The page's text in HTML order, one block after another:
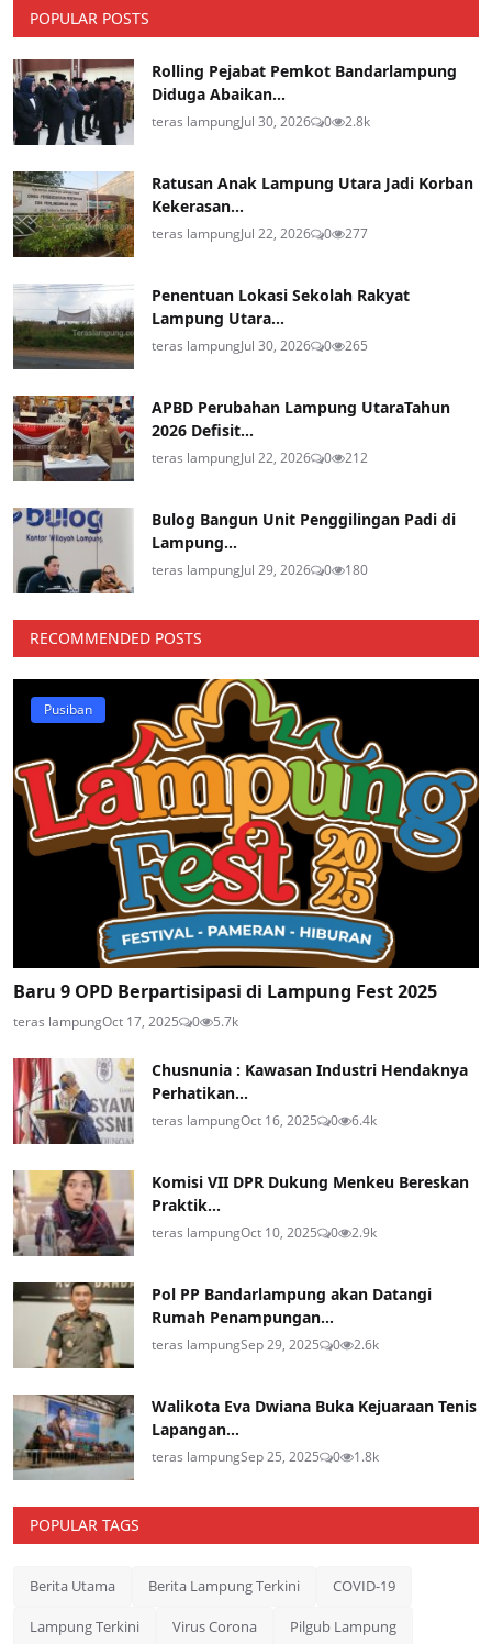
POPULAR POSTS
Rolling Pejabat Pemkot Bandarlampung
Diduga Abaikan...
teras lampungJul 30, 2026 0 2.8k
Ratusan Anak Lampung Utara Jadi Korban
Kekerasan...
teras lampungJul 22, 2026 0 277
Penentuan Lokasi Sekolah Rakyat
Lampung Utara...
teras lampungJul 30, 2026 0 265
APBD Perubahan Lampung UtaraTahun
2026 Defisit...
teras lampungJul 22, 2026 0 212
Bulog Bangun Unit Penggilingan Padi di
Lampung...
teras lampungJul 29, 2026 0 180
RECOMMENDED POSTS
Pusiban
Baru 9 OPD Berpartisipasi di Lampung Fest 2025
teras lampungOct 17, 2025 0 5.7k
Chusnunia : Kawasan Industri Hendaknya
Perhatikan...
teras lampungOct 16, 2025 0 6.4k
Komisi VII DPR Dukung Menkeu Bereskan
Praktik...
teras lampungOct 10, 2025 0 2.9k
Pol PP Bandarlampung akan Datangi
Rumah Penampungan...
teras lampungSep 29, 2025 0 2.6k
Walikota Eva Dwiana Buka Kejuaraan Tenis
Lapangan...
teras lampungSep 25, 2025 0 1.8k
POPULAR TAGS
Berita Utama Berita Lampung Terkini COVID-19
Lampung Terkini Virus Corona Pilgub Lampung